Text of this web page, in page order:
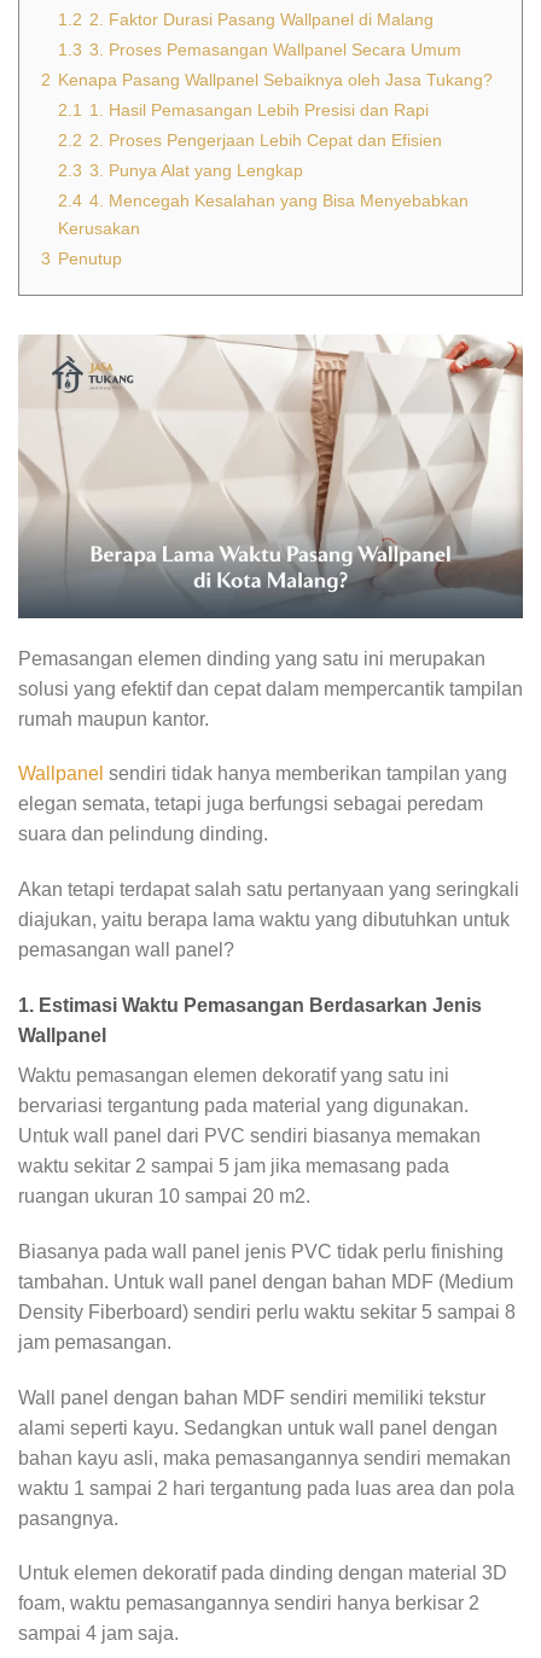
1.2 2. Faktor Durasi Pasang Wallpanel di Malang
1.3 3. Proses Pemasangan Wallpanel Secara Umum
2 Kenapa Pasang Wallpanel Sebaiknya oleh Jasa Tukang?
2.1
1. Hasil Pemasangan Lebih Presisi dan Rapi
2.2 2. Proses Pengerjaan Lebih Cepat dan Efisien
2.3 3. Punya Alat yang Lengkap
2.4 4. Mencegah Kesalahan yang Bisa Menyebabkan
Kerusakan
3 Penutup
Pemasangan elemen dinding yang satu ini merupakan
solusi yang efektif dan cepat dalam mempercantik tampilan
rumah maupun kantor.
Wallpanel sendiri tidak hanya memberikan tampilan yang
elegan semata, tetapi juga berfungsi sebagai peredam
suara dan pelindung dinding.
Akan tetapi terdapat salah satu pertanyaan yang seringkali
diajukan, yaitu berapa lama waktu yang dibutuhkan untuk
pemasangan wall panel?
1. Estimasi Waktu Pemasangan Berdasarkan Jenis
Wallpanel
Waktu pemasangan elemen dekoratif yang satu ini
bervariasi tergantung pada material yang digunakan.
Untuk wall panel dari PVC sendiri biasanya memakan
waktu sekitar 2 sampai 5 jam jika memasang pada
ruangan ukuran 10 sampai 20 m2.
Biasanya pada wall panel jenis PVC tidak perlu finishing
tambahan. Untuk wall panel dengan bahan MDF (Medium
Density Fiberboard) sendiri perlu waktu sekitar 5 sampai 8
jam pemasangan.
Wall panel dengan bahan MDF sendiri memiliki tekstur
alami seperti kayu. Sedangkan untuk wall panel dengan
bahan kayu asli, maka pemasangannya sendiri memakan
waktu 1 sampai 2 hari tergantung pada luas area dan pola
pasangnya.
Untuk elemen dekoratif pada dinding dengan material 3D
foam, waktu pemasangannya sendiri hanya berkisar 2
sampai 4 jam saja.